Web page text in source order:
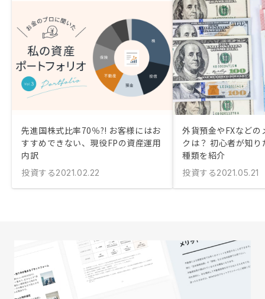
先進国株式比率70％?! お客様にはお
すすめできない、現役FPの資産運用
内訳
投資する2021.02.22
外貨預金やFXなどの
クは？ 初心者が知
種類を紹介
投資する2021.05.21